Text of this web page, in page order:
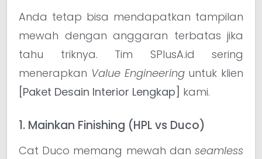
Anda tetap bisa mendapatkan tampilan
mewah dengan anggaran terbatas jika
tahu triknya. Tim SPlusA.id sering
menerapkan Value Engineeringuntuk klien
[Paket Desain Interior Lengkap] kami.
1. Mainkan Finishing (HPL vs Duco)
Cat Duco memang mewah dan seamless